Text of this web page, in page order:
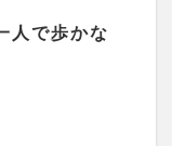
人で歩かな